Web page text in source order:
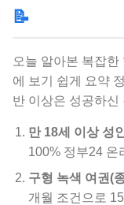
📝
오늘 알아본 복잡
에 보기 쉽게 요약
반 이상은 성공하신
만 18세 이상 성
100% 정부24 온
구형 녹색 여권(
개월 조건으로